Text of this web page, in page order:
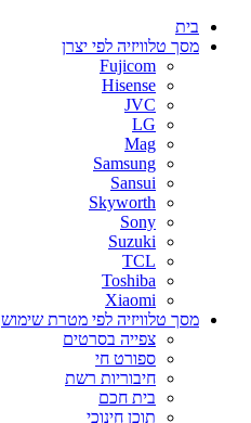
בית
מסך טלוויזיה לפי יצרן
Fujicom
Hisense
JVC
LG
Mag
Samsung
Sansui
Skyworth
Sony
Suzuki
TCL
Toshiba
Xiaomi
מסך טלוויזיה לפי מטרת שימוש
צפייה בסרטים
ספורט חי
חיבוריות רשת
בית חכם
תוכן חינוכי